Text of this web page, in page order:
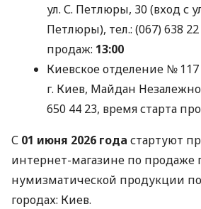
ул. С. Петлюры, 30 (вход с
Петлюры), тел.: (067) 638
продаж: 13:00
Киевское отделение № 117
г. Киев, Майдан
650 44 23, время старта
С 01 июня 2026 года стартуют
интернет-магазине по
нумизматической продукции по
городах: Киев.